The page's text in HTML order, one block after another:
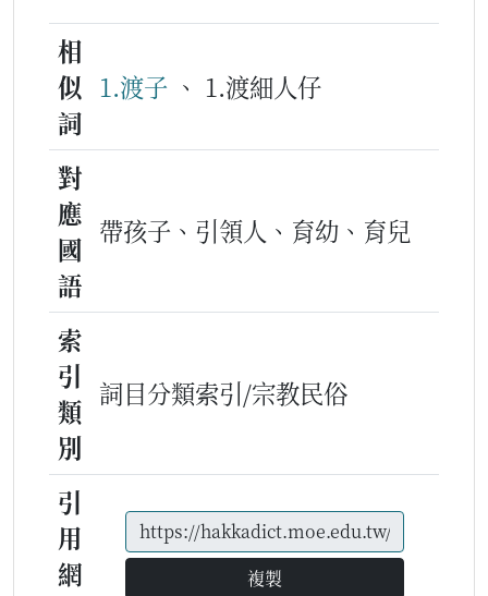
相
似
詞
1.渡子 、 1.渡細人仔
對
應
國
語
帶孩子、引領人、育幼、育兒
索
引
類
別
詞目分類索引/宗教民俗
引
用
網
複製